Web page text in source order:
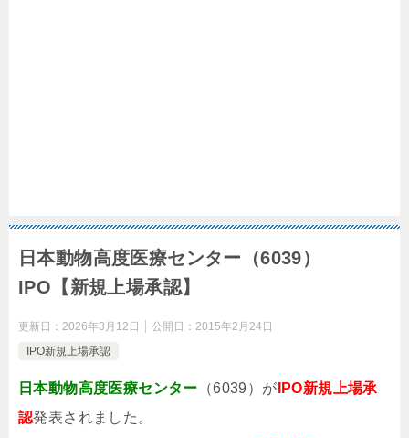
日本動物高度医療センター（6039）
IPO【新規上場承認】
更新日： 2026年3月12日 公開日： 2015年2月24日
IPO新規上場承認
日本動物高度医療センター （6039）が IPO新規上場承
認発表されました。